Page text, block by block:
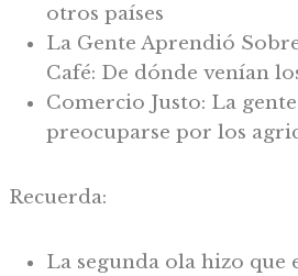
otros países
La Gente Aprendió
Café: De dónde venían
Comercio Justo: La
preocuparse por los
Recuerda:
La segunda ola hizo que